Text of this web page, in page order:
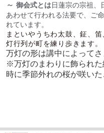
～ 御会式とは日蓮宗の宗祖、
あわせて行われる法要で、ご
れています。
まといやうちわ太鼓、鉦、
灯行列が町を練り歩きます。
万灯の形は講中によってさ
※万灯のまわりに飾られ
時に季節外れの桜が咲いた